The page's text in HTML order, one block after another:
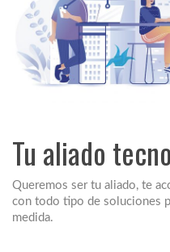
Tu aliado
Queremos ser tu aliado, te
con todo tipo de soluciones
medida.